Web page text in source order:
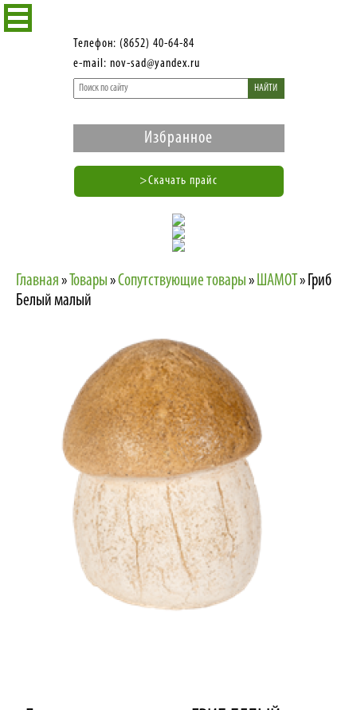
Телефон: (8652) 40-64-84
e-mail: nov-sad@yandex.ru
НАЙТИ
Избранное
>Скачать прайс
Главная» Товары»Сопутствующие товары» ШАМОТ » Гриб
Белый малый